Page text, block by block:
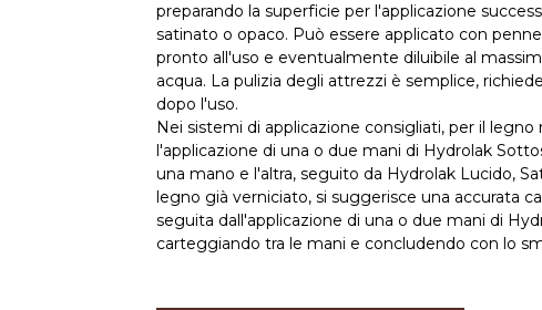
preparando la superficie per l'applicazione
satinato o opaco. Può essere applicato con
pronto all'uso e eventualmente diluibile al
acqua. La pulizia degli attrezzi è semplice,
dopo l'uso.
Nei sistemi di applicazione consigliati, per il legno
l'applicazione di una o due mani di Hydrolak
una mano e l'altra, seguito da Hydrolak Lucido,
legno già verniciato, si suggerisce una accurata
seguita dall'applicazione di una o due mani di
carteggiando tra le mani e concludendo con lo